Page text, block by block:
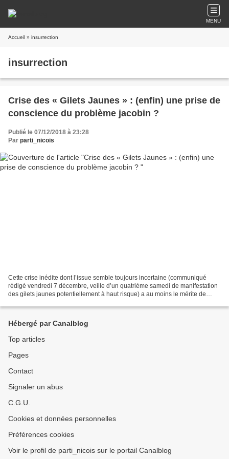
MENU
Accueil » insurrection
insurrection
Crise des « Gilets Jaunes » : (enfin) une prise de
conscience du problème jacobin ?
Publié le 07/12/2018 à 23:28
Par parti_nicois
Cette crise inédite dont l’issue semble toujours incertaine (communiqué
rédigé vendredi 7 décembre, veille d’un quatrième samedi de manifestation
des gilets jaunes potentiellement à haut risque) a au moins le mérite de
Hébergé par Canalblog
Top articles
Pages
Contact
Signaler un abus
C.G.U.
Cookies et données personnelles
Préférences cookies
Voir le profil de parti_nicois sur le portail Canalblog